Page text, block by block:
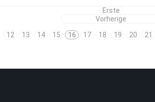
Erste
Vorherige
12
13 14 15 16 17 18 19 20 21